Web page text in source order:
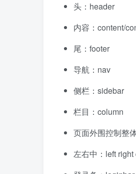
头：header
内容：content/
尾：footer
导航：nav
侧栏：sidebar
栏目：column
页面外围控制整
左右中：left right